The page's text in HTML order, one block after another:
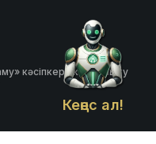
Кеңес ал!
кәсіпкерлікті дамыту